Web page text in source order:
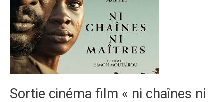
Auschwitz
Pologne
20
novembre
Sortie cinéma film « ni chaînes ni